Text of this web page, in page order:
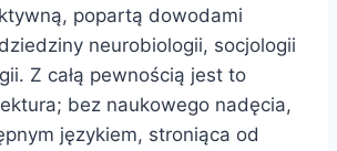
popartą dowodami
neurobiologii, socjologii
Z całą pewnością jest to
bez naukowego nadęcia,
językiem, stroniąca od